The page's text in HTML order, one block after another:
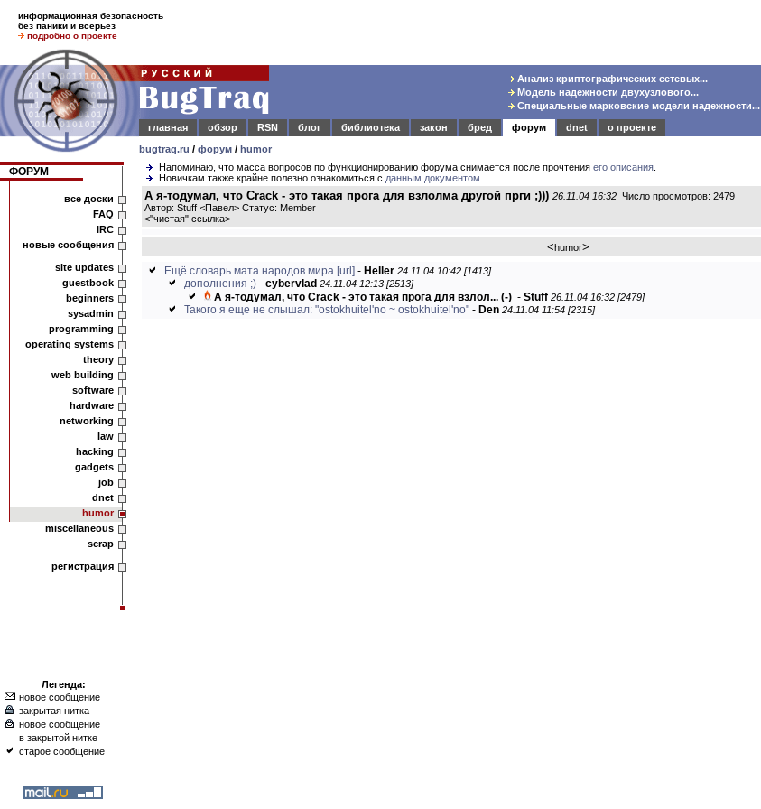
информационная безопасность
без паники и всерьез
подробно о проекте
Анализ криптографических сетевых...
Модель надежности двухузлового...
Специальные марковские модели надежности...
главная
обзор RSN блог библиотека закон бред форум dnet
о проекте
bugtraq.ru / форум / humor
ФОРУМ
все доски
FAQ
IRC
новые сообщения
site updates
guestbook
beginners
sysadmin
programming
operating systems
theory
web building
software
hardware
networking
law
hacking
gadgets
job
dnet
humor
miscellaneous
scrap
регистрация
Легенда:
новое сообщение
закрытая нитка
новое сообщение
в закрытой нитке
старое сообщение
Напоминаю, что масса вопросов по функционированию форума снимается после прочтения его описания
Новичкам также крайне полезно ознакомиться с данным документом
А я-тодумал, что Crack - это такая прога для взлолма другой прги ;))) 26.11.04 16:32 Число просмотров: 2479
Автор: Stuff <Павел> Статус: Member
<"чистая" ссылка>
<humor>
Ещё словарь мата народов мира [url] - Heller 24.11.04 10:42 [1413]
дополнения ;) - cybervlad 24.11.04 12:13 [2513]
А я-тодумал, что Crack - это такая прога для взлол... (-) - Stuff 26.11.04 16:32 [2479]
Такого я еще не слышал: "ostokhuitel'no ~ ostokhuitel'no" - Den 24.11.04 11:54 [2315]